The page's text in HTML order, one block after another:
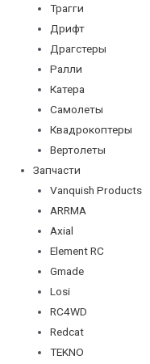
Трагги
Дрифт
Драгстеры
Ралли
Катера
Самолеты
Квадрокоптеры
Вертолеты
Запчасти
Vanquish Products
ARRMA
Axial
Element RC
Gmade
Losi
RC4WD
Redcat
TEKNO